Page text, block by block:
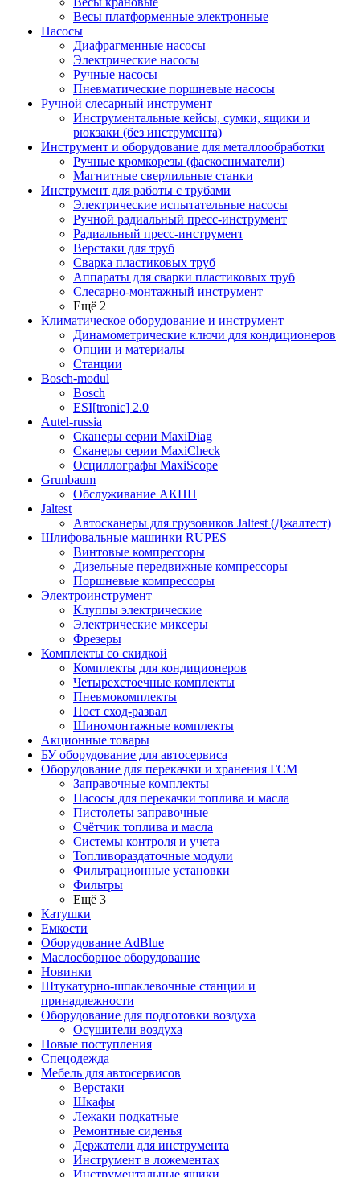
Весы платформенные электронные
Насосы
Диафрагменные насосы
Электрические насосы
Ручные насосы
Пневматические поршневые насосы
Ручной слесарный инструмент
Инструментальные кейсы, сумки, ящики и
рюкзаки (без инструмента)
Инструмент и оборудование для металлообработки
Ручные кромкорезы (фаскосниматели)
Магнитные сверлильные станки
Инструмент для работы с трубами
Электрические испытательные насосы
Ручной радиальный пресс-инструмент
Радиальный пресс-инструмент
Верстаки для труб
Сварка пластиковых труб
Аппараты для сварки пластиковых труб
Слесарно-монтажный инструмент
Ещё 2
Климатическое оборудование и инструмент
Динамометрические ключи для кондиционеров
Опции и материалы
Станции
Bosch-modul
Bosch
ESI[tronic] 2.0
Autel-russia
Сканеры серии MaxiDiag
Сканеры серии MaxiCheck
Осциллографы MaxiScope
Grunbaum
Обслуживание АКПП
Jaltest
Автосканеры для грузовиков Jaltest (Джалтест)
Шлифовальные машинки RUPES
Винтовые компрессоры
Дизельные передвижные компрессоры
Поршневые компрессоры
Электроинструмент
Клуппы электрические
Электрические миксеры
Фрезеры
Комплекты со скидкой
Комплекты для кондиционеров
Четырехстоечные комплекты
Пневмокомплекты
Пост сход-развал
Шиномонтажные комплекты
Акционные товары
БУ оборудование для автосервиса
Оборудование для перекачки и хранения ГСМ
Заправочные комплекты
Насосы для перекачки топлива и масла
Пистолеты заправочные
Счётчик топлива и масла
Системы контроля и учета
Топливораздаточные модули
Фильтрационные установки
Фильтры
Ещё 3
Катушки
Емкости
Оборудование AdBlue
Маслосборное оборудование
Новинки
Штукатурно-шпаклевочные станции и
принадлежности
Оборудование для подготовки воздуха
Осушители воздуха
Новые поступления
Спецодежда
Мебель для автосервисов
Верстаки
Шкафы
Лежаки подкатные
Ремонтные сиденья
Держатели для инструмента
Инструмент в ложементах
Инструментальные ящики